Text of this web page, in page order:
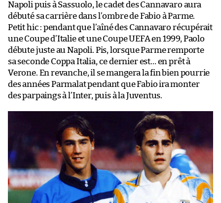
Napoli puis à Sassuolo, le cadet des Cannavaro aura
débuté sa carrière dans l’ombre de Fabio à Parme.
Petit hic : pendant que l’aîné des Cannavaro récupérait
une Coupe d’Italie et une Coupe UEFA en 1999, Paolo
débute juste au Napoli. Pis, lorsque Parme remporte
sa seconde Coppa Italia, ce dernier est… en prêt à
Verone. En revanche, il se mangera la fin bien pourrie
des années Parmalat pendant que Fabio ira monter
des parpaings à l’Inter, puis à la Juventus.